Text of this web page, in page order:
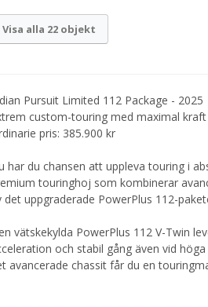
Visa alla 22 objekt
Pursuit Limited 112 Package - 2025
custom-touring med maximal
pris: 385.900 kr
har du chansen att uppleva touring i
touringhoj som kombinerar
det uppgraderade PowerPlus 112-
vätskekylda PowerPlus 112 V-Twin
och stabil gång även vid
avancerade chassit får du en